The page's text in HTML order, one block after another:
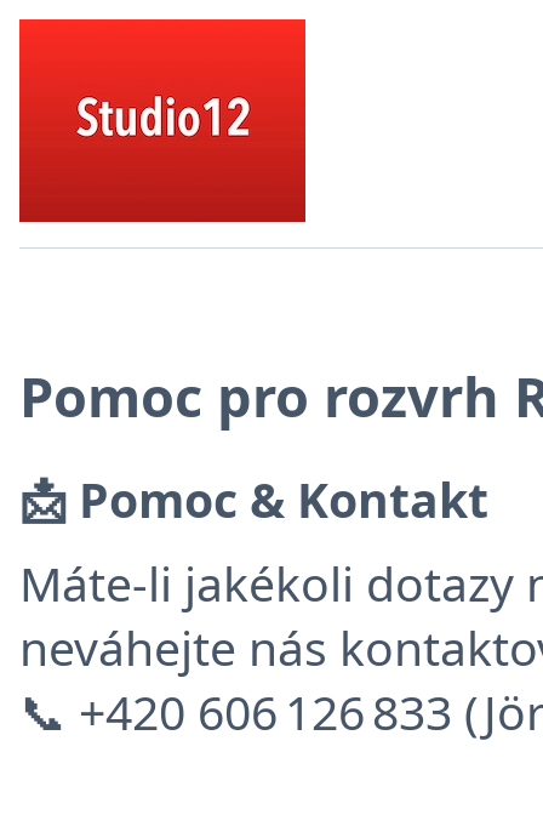
Pomoc pro rozvrh
📩 Pomoc & Kontakt
Máte-li jakékoli
neváhejte nás
📞 +420 606 126 833